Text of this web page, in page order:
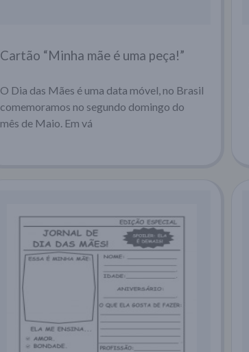
Cartão “Minha mãe é uma peça!”
O Dia das Mães é uma data móvel, no Brasil
comemoramos no segundo domingo do
mês de Maio. Em vá